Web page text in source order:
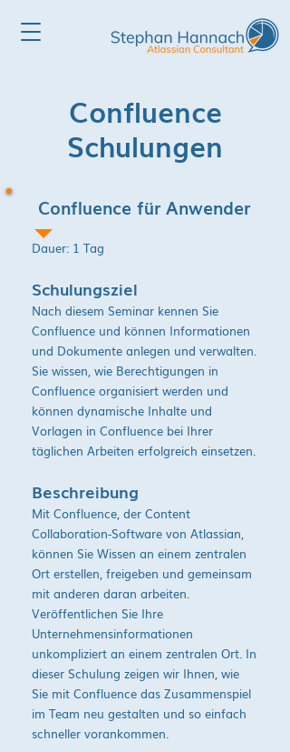
Confluence
Schulungen
Confluence für Anwender
Dauer: 1 Tag
Schulungsziel
Nach diesem Seminar kennen Sie
Confluence und können Informationen
und Dokumente anlegen und verwalten.
Sie wissen, wie Berechtigungen in
Confluence organisiert werden und
können dynamische Inhalte und
Vorlagen in Confluence bei Ihrer
täglichen Arbeiten erfolgreich einsetzen.
Beschreibung
Mit Confluence, der Content
Collaboration-Software von Atlassian,
können Sie Wissen an einem zentralen
Ort erstellen, freigeben und gemeinsam
mit anderen daran arbeiten.
Veröffentlichen Sie Ihre
Unternehmensinformationen
unkompliziert an einem zentralen Ort. In
dieser Schulung zeigen wir Ihnen, wie
Sie mit Confluence das Zusammenspiel
im Team neu gestalten und so einfach
schneller vorankommen.